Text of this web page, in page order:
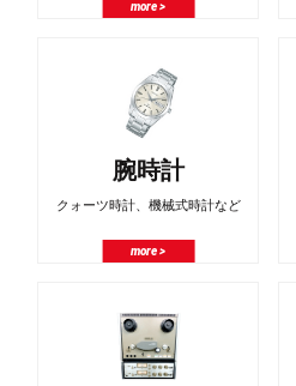
more >
腕時計
クォーツ時計、機械式時計など
more >